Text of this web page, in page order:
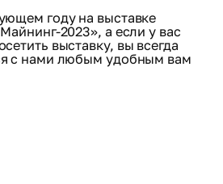
году на выставке
2023», а если у вас
выставку, вы всегда
с нами любым удобным вам